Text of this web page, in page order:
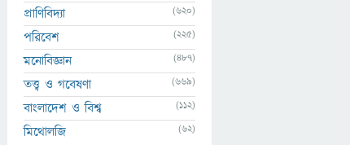
প্রাণিবিদ্যা (620)
পরিবেশ (225)
মনোবিজ্ঞান (487)
তত্ত্ব ও গবেষণা (669)
বাংলাদেশ ও বিশ্ব (112)
মিথোলজি (62)